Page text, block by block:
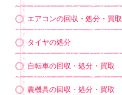
エアコンの回収・処分・買取
タイヤの処分
自転車の回収・処分・買取
農機具の回収・処分・買取